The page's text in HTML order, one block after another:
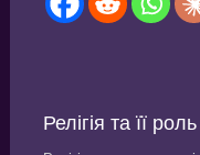
Релігія та її